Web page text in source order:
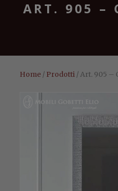
ART. 905 –
Home / Prodotti / Art. 905 –